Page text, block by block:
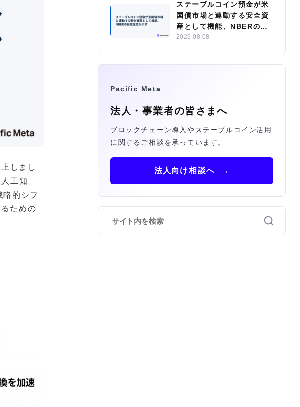
しまし
工知
的シフ
ための
ステーブルコイン預金が米
国債市場と連動する安全資
産として機能、NBERの研
究論文が示す
2026.08.08
Pacific Meta
法人・事業者の皆さまへ
ブロックチェーン導入やステーブルコイン活用
に関するご相談を承っています。
法人向け相談へ